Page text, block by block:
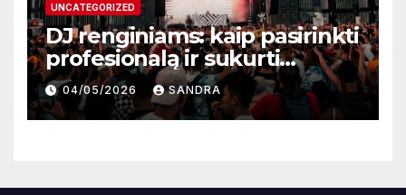
UNCATEGORIZED
DJ renginiams: kaip pasirinkti
profesionalą ir sukurti
nepamirštamą atmosferą
04/05/2026 SANDRA